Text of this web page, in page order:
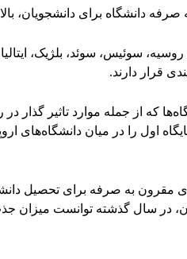
دانشگاه برای دانشجویان،
سوئیس، سوئد، بلژیک، ایتالیا،
قرار دارند.
که از جمله موارد تاثیر گذار
اول را در میان دانشگاه‌های
مقرون به صرفه برای تحصیل